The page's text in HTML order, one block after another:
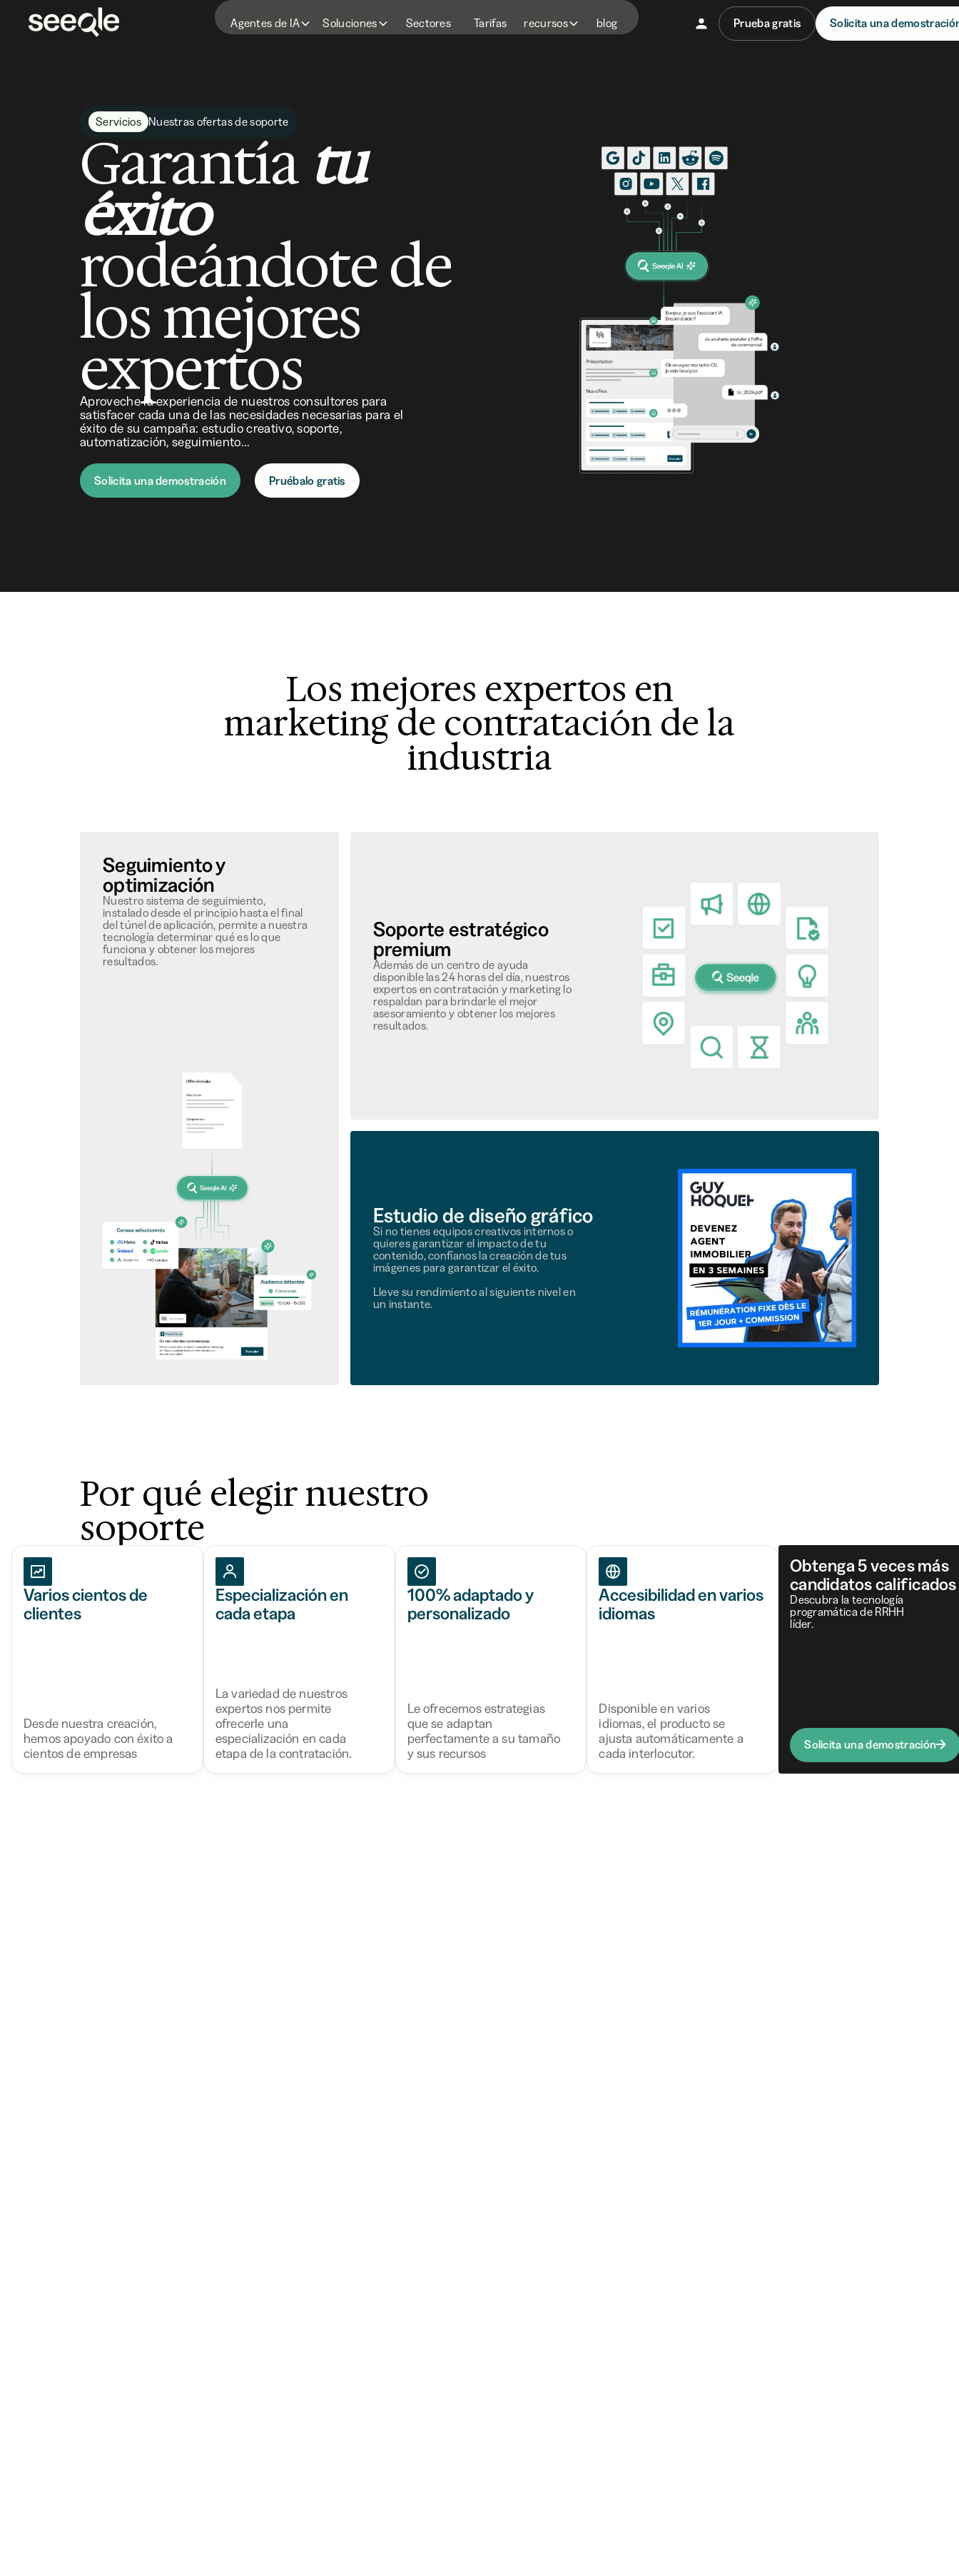
Agentes de IA Soluciones Sectores Tarifas recursos blog Prueba gratis Solicita una
Servicios Nuestras ofertas de soporte
Garantía tu
éxito
rodeándote de
los mejores
expertos
Aproveche la experiencia de nuestros consultores para
satisfacer cada una de las necesidades necesarias para el
éxito de su campaña: estudio creativo, soporte,
automatización, seguimiento...
Solicita una demostración Pruébalo gratis
Los mejores expertos en
marketing de contratación de la
industria
Seguimiento y
optimización
Nuestro sistema de seguimiento,
instalado desde el principio hasta el final
del túnel de aplicación, permite a nuestra
tecnología determinar qué es lo que
funciona y obtener los mejores
resultados.
Soporte estratégico
premium
Además de un centro de ayuda
disponible las 24 horas del día, nuestros
expertos en contratación y marketing lo
respaldan para brindarle el mejor
asesoramiento y obtener los mejores
resultados.
Estudio de diseño gráfico
Si no tienes equipos creativos internos o
quieres garantizar el impacto de tu
contenido, confíanos la creación de tus
imágenes para garantizar el éxito.
Lleve su rendimiento al siguiente nivel en
un instante.
Por qué elegir nuestro
soporte
Varios cientos de
clientes
Desde nuestra creación,
hemos apoyado con éxito a
cientos de empresas
Especialización en
cada etapa
La variedad de nuestros
expertos nos permite
ofrecerle una
especialización en cada
etapa de la contratación.
100% adaptado y
personalizado
Le ofrecemos estrategias
que se adaptan
perfectamente a su tamaño
y sus recursos
Accesibilidad en varios
idiomas
Disponible en varios
idiomas, el producto se
ajusta automáticamente a
cada interlocutor.
Obtenga 5 veces más
candidatos calificados
Descubra la tecnología
programática de RRHH
líder.
Solicita una demostración